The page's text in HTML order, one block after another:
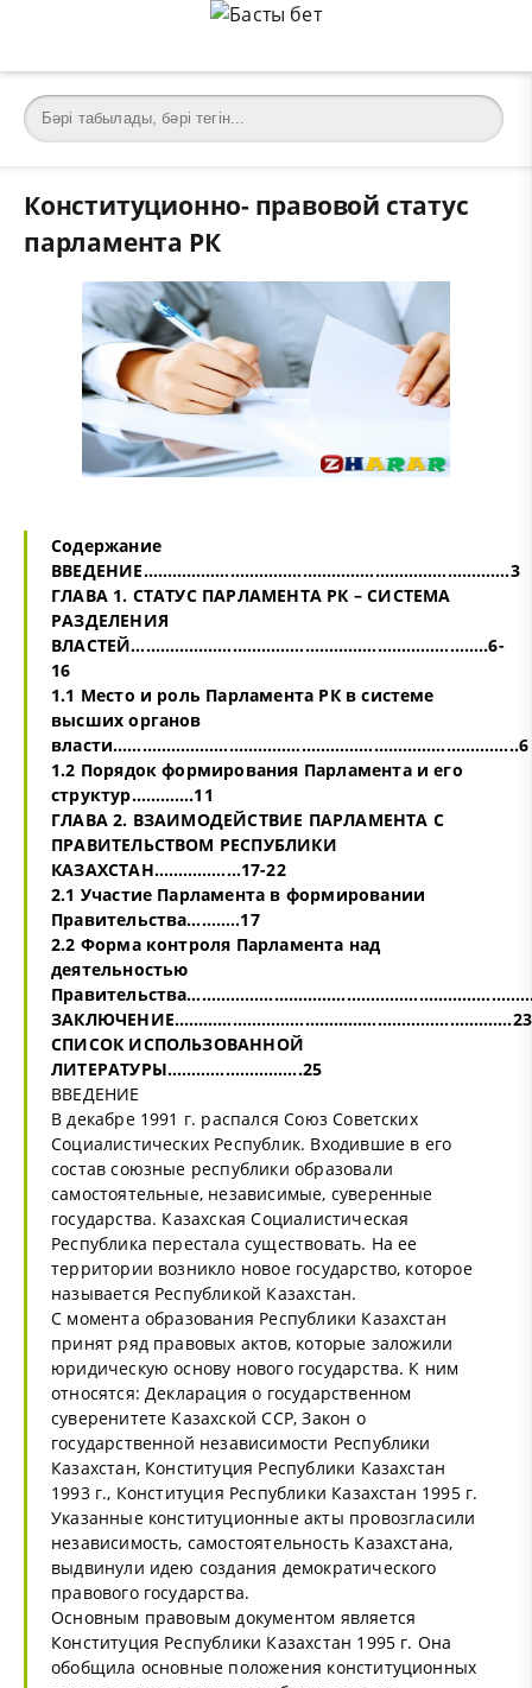
Конституционно- правовой статус
парламента РК
Содержание
ВВЕДЕНИЕ………………………………………………………………….3
ГЛАВА 1. СТАТУС ПАРЛАМЕНТА РК – СИСТЕМА
РАЗДЕЛЕНИЯ
ВЛАСТЕЙ………………………………………………………………..6-
16
1.1 Место и роль Парламента РК в системе
высших органов
власти………………………………………………………………………...6
1.2 Порядок формирования Парламента и его
структур………….11
ГЛАВА 2. ВЗАИМОДЕЙСТВИЕ ПАРЛАМЕНТА С
ПРАВИТЕЛЬСТВОМ РЕСПУБЛИКИ
КАЗАХСТАН………………17-22
2.1 Участие Парламента в формировании
Правительства………..17
2.2 Форма контроля Парламента над
деятельностью
ЗАКЛЮЧЕНИЕ…………………………………………………………….23
СПИСОК ИСПОЛЬЗОВАННОЙ
ЛИТЕРАТУРЫ……………………….25
ВВЕДЕНИЕ
В декабре 1991 г. распался Союз Советских
Социалистических Республик. Входившие в его
состав союзные республики образовали
самостоятельные, независимые, суверенные
государства. Казахская Социалистическая
Республика перестала существовать. На ее
территории возникло новое государство, которое
называется Республикой Казахстан.
С момента образования Республики Казахстан
принят ряд правовых актов, которые заложили
юридическую основу нового государства. К ним
относятся: Декларация о государственном
суверенитете Казахской ССР, Закон о
государственной независимости Республики
Казахстан, Конституция Республики Казахстан
1993 г., Конституция Республики Казахстан 1995 г.
Указанные конституционные акты провозгласили
независимость, самостоятельность Казахстана,
выдвинули идею создания демократического
правового государства.
Основным правовым документом является
Конституция Республики Казахстан 1995 г. Она
обобщила основные положения конституционных